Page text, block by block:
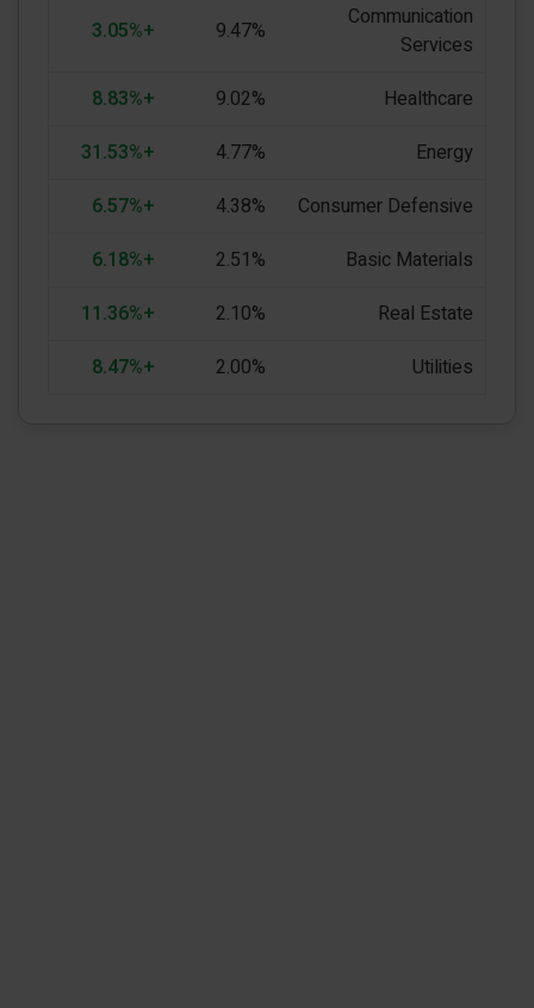
Communication
Services
9.47%
+3.05%
Healthcare
9.02%
+8.83%
Energy
4.77%
+31.53%
Consumer Defensive
4.38%
+6.57%
Basic Materials
2.51%
+6.18%
Real Estate
2.10%
+11.36%
Utilities
2.00%
+8.47%